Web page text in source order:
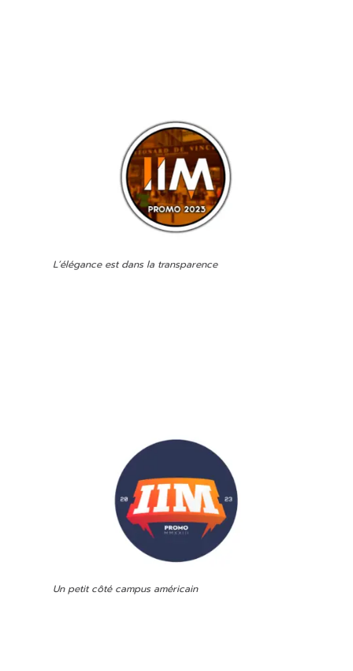
L’élégance est dans la transparence
Un petit côté campus américain